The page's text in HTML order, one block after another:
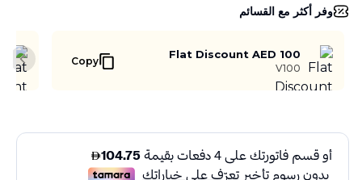
وفر أكثر مع القسائم
Flat Discount AED 100
V100
Copy